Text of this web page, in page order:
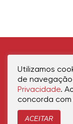
Utilizamos
de
Privacidade.
concorda
ACEITAR